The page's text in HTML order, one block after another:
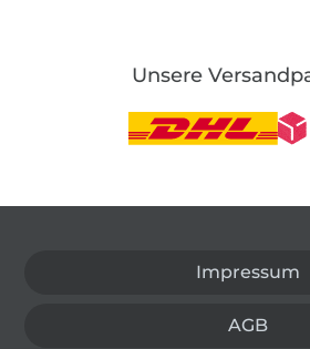
Unsere
Impressum
AGB